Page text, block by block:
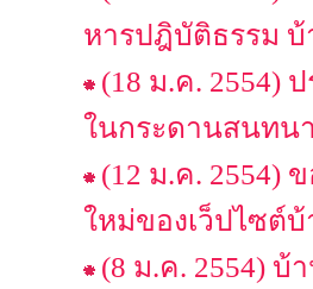
หารปฎิบัติธรรม
(18 ม.ค. 2554)
ในกระดานสนทน
(12 ม.ค. 2554)
ใหม่ของเว็ปไซต์
(8 ม.ค. 2554)